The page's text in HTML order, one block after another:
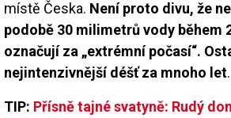
místě Česka. Není proto divu, že
podobě 30 milimetrů vody během
označují za „extrémní počasí“.
nejintenzivnější déšť za mnoho let.
TIP: Přísně tajné svatyně: Rudý